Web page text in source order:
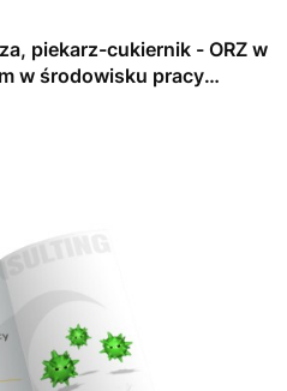
piekarz-cukiernik - ORZ w
w środowisku pracy